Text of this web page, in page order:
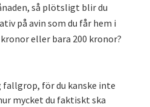
så plötsligt blir du
på avin som du får hem i
eller bara 200 kronor?
fallgrop, för du kanske inte
mycket du faktiskt ska